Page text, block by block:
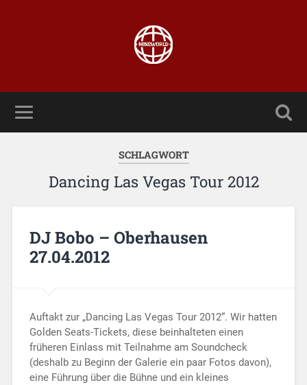
SCHLAGWORT
Dancing Las Vegas Tour 2012
DJ Bobo – Oberhausen
27.04.2012
Auftakt zur „Dancing Las Vegas Tour 2012“. Wir hatten
Golden Seats-Tickets, diese beinhalteten einen
früheren Einlass mit Teilnahme am Soundcheck
(deshalb zu Beginn der Galerie ein paar Fotos davon),
eine Führung über die Bühne und ein kleines